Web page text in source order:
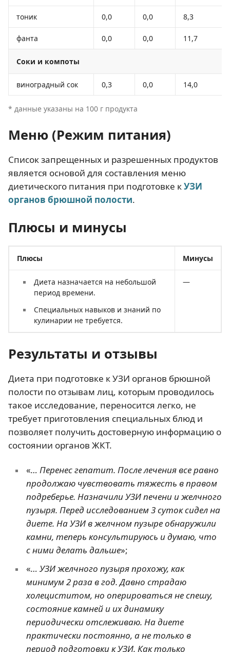
тоник 0,0 0,0 8,3
фанта 0,0 0,0 11,7
Соки и компоты
виноградный сок 0,3 0,0 14,0
* данные указаны на 100 г продукта
Меню (Режим питания)
Список запрещенных и разрешенных продуктов
является основой для составления меню
диетического питания при подготовке кУЗИ
органов брюшной полости.
Плюсы и минусы
Плюсы Минусы
Диета назначается на небольшой
период времени.
Специальных навыков и знаний по
кулинарии не требуется.
—
Результаты и отзывы
Диета при подготовке к УЗИ органов брюшной
полости по отзывам лиц, которым проводилось
такое исследование, переносится легко, не
требует приготовления специальных блюд и
позволяет получить достоверную информацию о
состоянии органов ЖКТ.
«… Перенес гепатит. После лечения все равно
продолжаю чувствовать тяжесть в правом
подреберье. Назначили УЗИ печени и желчного
пузыря. Перед исследованием 3 суток сидел на
диете. На УЗИ в желчном пузыре обнаружили
камни, теперь консультируюсь и думаю, что
с ними делать дальше»;
«… УЗИ желчного пузыря прохожу, как
минимум 2 раза в год. Давно страдаю
холециститом, но оперироваться не спешу,
состояние камней и их динамику
периодически отслеживаю. На диете
практически постоянно, а не только в
период подготовки к УЗИ. Как только